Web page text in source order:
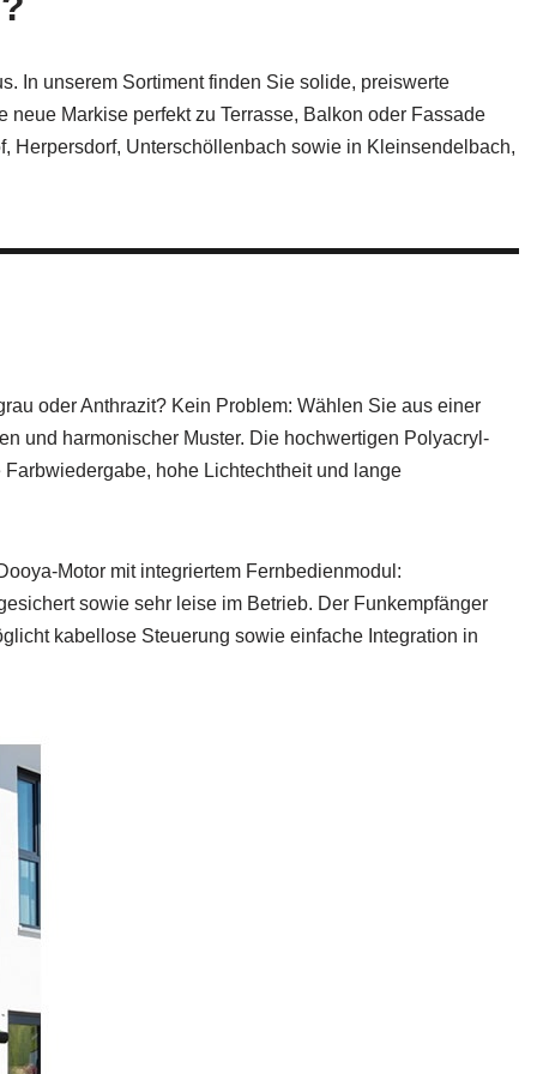
In unserem Sortiment finden Sie solide, preiswerte
Markise perfekt zu Terrasse, Balkon oder Fassade
Herpersdorf, Unterschöllenbach sowie in Kleinsendelbach,
oder Anthrazit? Kein Problem: Wählen Sie aus einer
und harmonischer Muster. Die hochwertigen Polyacryl-
hohe Lichtechtheit und lange
Motor mit integriertem Fernbedienmodul:
sowie sehr leise im Betrieb. Der Funkempfänger
kabellose Steuerung sowie einfache Integration in